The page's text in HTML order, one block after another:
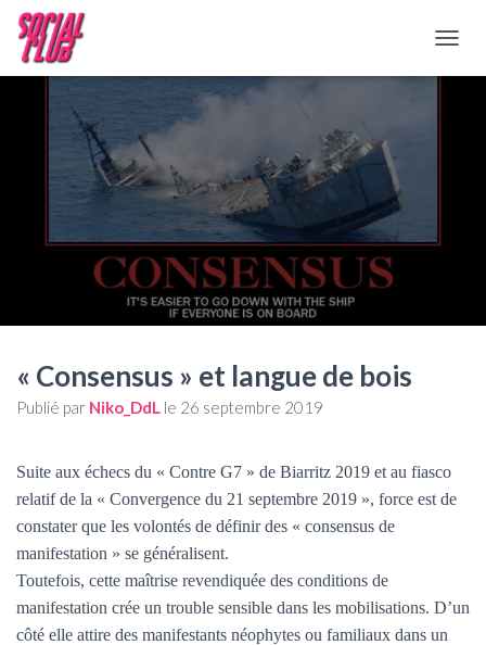
É
G
« Consensus » et langue de bois
Publié par Niko_DdL le 26 septembre 2019
Suite aux échecs du « Contre G7 » de Biarritz 2019 et au fiasco
relatif de la « Convergence du 21 septembre 2019 », force est de
constater que les volontés de définir des « consensus de
manifestation » se généralisent.
Toutefois, cette maîtrise revendiquée des conditions de
manifestation crée un trouble sensible dans les mobilisations. D’un
côté elle attire des manifestants néophytes ou familiaux dans un